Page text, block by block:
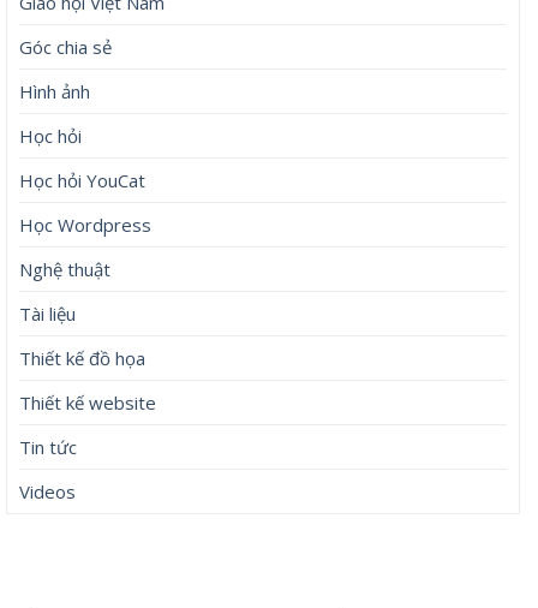
Góc chia sẻ
Hình ảnh
Học hỏi
Học hỏi YouCat
Học Wordpress
Nghệ thuật
Tài liệu
Thiết kế đồ họa
Thiết kế website
Tin tức
Videos